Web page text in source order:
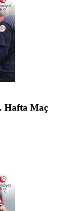
Hafta Maç